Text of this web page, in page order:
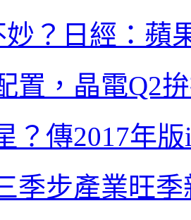
妙？日經：蘋
置，晶電Q2
？傳2017年版
季步產業旺季